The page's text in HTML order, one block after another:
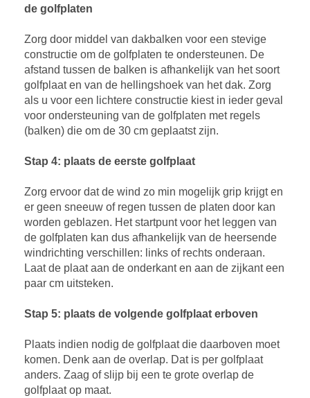
de golfplaten
Zorg door middel van dakbalken voor een stevige
constructie om de golfplaten te ondersteunen. De
afstand tussen de balken is afhankelijk van het soort
golfplaat en van de hellingshoek van het dak. Zorg
als u voor een lichtere constructie kiest in ieder geval
voor ondersteuning van de golfplaten met regels
(balken) die om de 30 cm geplaatst zijn.
Stap 4: plaats de eerste golfplaat
Zorg ervoor dat de wind zo min mogelijk grip krijgt en
er geen sneeuw of regen tussen de platen door kan
worden geblazen. Het startpunt voor het leggen van
de golfplaten kan dus afhankelijk van de heersende
windrichting verschillen: links of rechts onderaan.
Laat de plaat aan de onderkant en aan de zijkant een
paar cm uitsteken.
Stap 5: plaats de volgende golfplaat erboven
Plaats indien nodig de golfplaat die daarboven moet
komen. Denk aan de overlap. Dat is per golfplaat
anders. Zaag of slijp bij een te grote overlap de
golfplaat op maat.